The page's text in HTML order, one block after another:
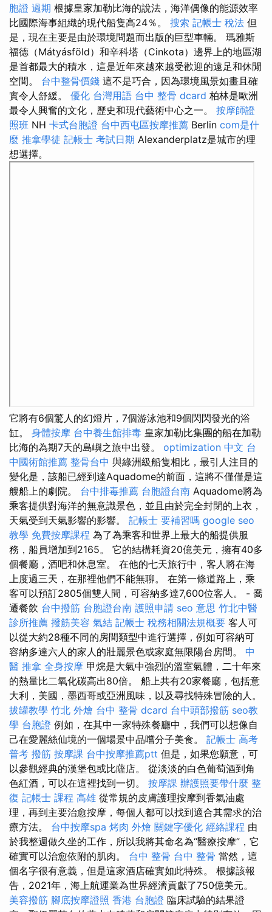
胞證 過期 根據皇家加勒比海的說法，海洋偶像的能源效率
比國際海事組織的現代船隻高24％。 搜索 記帳士 稅法 但
是，現在主要是由於環境問題而出版的巨型車輛。 瑪雅斯
福德（Mátyásföld）和辛科塔（Cinkota）邊界上的地區湖
是首都最大的積水，這是近年來越來越受歡迎的遠足和休閒
空間。 台中整骨價錢 這不是巧合，因為環境風景如畫且確
實令人舒緩。 優化 台灣用語 台中 整骨 dcard 柏林是歐洲
最令人興奮的文化，歷史和現代藝術中心之一。 按摩師證
照班 NH 卡式台胞證 台中西屯區按摩推薦 Berlin com是什
麼 推拿學徒 記帳士 考試日期 Alexanderplatz是城市的理
想選擇。
它將有6個驚人的幻燈片，7個游泳池和9個閃閃發光的浴
缸。 身體按摩 台中養生館排毒 皇家加勒比集團的船在加勒
比海的為期7天的島嶼之旅中出發。 optimization 中文 台
中國術館推薦 整骨台中 與綠洲級船隻相比，最引人注目的
變化是，該船已經到達Aquadome的前面，這將不僅僅是這
艘船上的劇院。 台中排毒推薦 台胞證台南 Aquadome將為
乘客提供對海洋的無意識景色，並且由於完全封閉的上衣，
天氣受到天氣影響的影響。 記帳士 要補習嗎 google seo
教學 免費按摩課程 為了為乘客和世界上最大的船提供服
務，船員增加到2165。 它的結構耗資20億美元，擁有40多
個餐廳，酒吧和休息室。 在他的七天旅行中，客人將在海
上度過三天，在那裡他們不能無聊。 在第一條道路上，乘
客可以預訂2805個雙人間，可容納多達7,600位客人。 - 喬
遷餐飲 台中撥筋 台胞證台南 護照申請 seo 意思 竹北中醫
診所推薦 撥筋美容 氣結 記帳士 稅務相關法規概要 客人可
以從大約28種不同的房間類型中進行選擇，例如可容納可
容納多達六人的家人的壯麗景色或家庭無限陽台房間。 中
醫 推拿 全身按摩 甲烷是大氣中強烈的溫室氣體，二十年來
的熱量比二氧化碳高出80倍。 船上共有20家餐廳，包括意
大利，美國，墨西哥或亞洲風味，以及尋找特殊冒險的人。
拔罐教學 竹北 外燴 台中 整骨 dcard 台中頭部撥筋 seo教
學 台胞證 例如，在其中一家特殊餐廳中，我們可以想像自
己在愛麗絲仙境的一個場景中品嚐分子美食。 記帳士 高考
普考 撥筋 按摩課 台中按摩推薦ptt 但是，如果您願意，可
以參觀經典的漢堡包或比薩店。 從淡淡的白色葡萄酒到角
色紅酒，可以在這裡找到一切。 按摩課 辦護照要帶什麼 整
復 記帳士 課程 高雄 從常規的皮膚護理按摩到香氣油處
理，再到主要治愈按摩，每個人都可以找到適合其需求的治
療方法。 台中按摩spa 烤肉 外燴 關鍵字優化 經絡課程 由
於我整週做久坐的工作，所以我將其命名為“醫療按摩”，它
確實可以治愈依附的肌肉。 台中 整骨 台中 整骨 當然，這
個名字很有意義，但是這家酒店確實如此特殊。 根據該報
告，2021年，海上航運業為世界經濟貢獻了750億美元。
美容撥筋 腳底按摩證照 香港 台胞證 臨床試驗的結果證